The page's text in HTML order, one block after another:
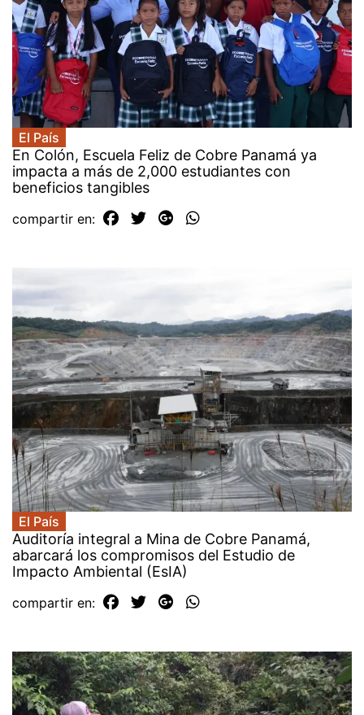
El País
En Colón, Escuela Feliz de Cobre Panamá ya
impacta a más de 2,000 estudiantes con
beneficios tangibles
compartir en:
El País
Auditoría integral a Mina de Cobre Panamá,
abarcará los compromisos del Estudio de
Impacto Ambiental (EsIA)
compartir en: